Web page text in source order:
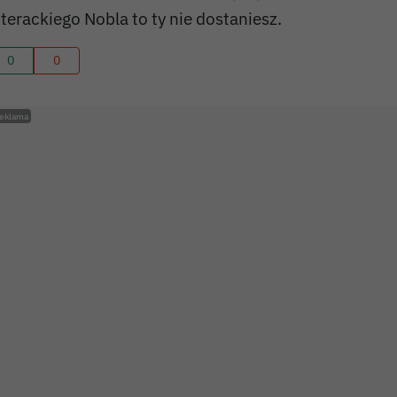
Nobla to ty nie dostaniesz.
0 0